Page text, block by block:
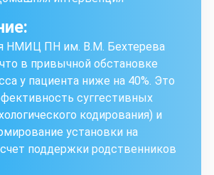
НМИЦ ПН им. В.М. Бехтерева
в привычной обстановке
у пациента ниже на 40%. Это
суггестивных
кодирования) и
установки на
поддержки родственников